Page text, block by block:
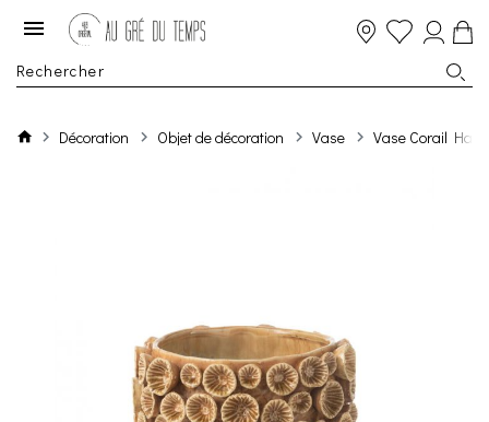
Décoration Objet de décoration Vase Vase Corail